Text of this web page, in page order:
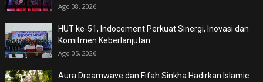
Ago 08, 2026
HUT ke-51, Indocement Perkuat Sinergi, Inovasi dan
Komitmen Keberlanjutan
Ago 05, 2026
Aura Dreamwave dan Fifah Sinkha Hadirkan Islamic